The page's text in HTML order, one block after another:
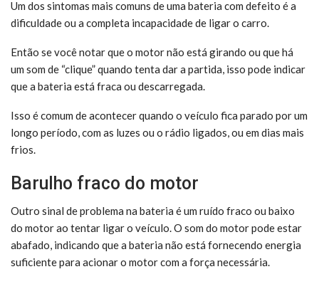
Um dos sintomas mais comuns de uma bateria com defeito é a
dificuldade ou a completa incapacidade de ligar o carro.
Então se você notar que o motor não está girando ou que há
um som de “clique” quando tenta dar a partida, isso pode indicar
que a bateria está fraca ou descarregada.
Isso é comum de acontecer quando o veículo fica parado por um
longo período, com as luzes ou o rádio ligados, ou em dias mais
frios.
Barulho fraco do motor
Outro sinal de problema na bateria é um ruído fraco ou baixo
do motor ao tentar ligar o veículo. O som do motor pode estar
abafado, indicando que a bateria não está fornecendo energia
suficiente para acionar o motor com a força necessária.